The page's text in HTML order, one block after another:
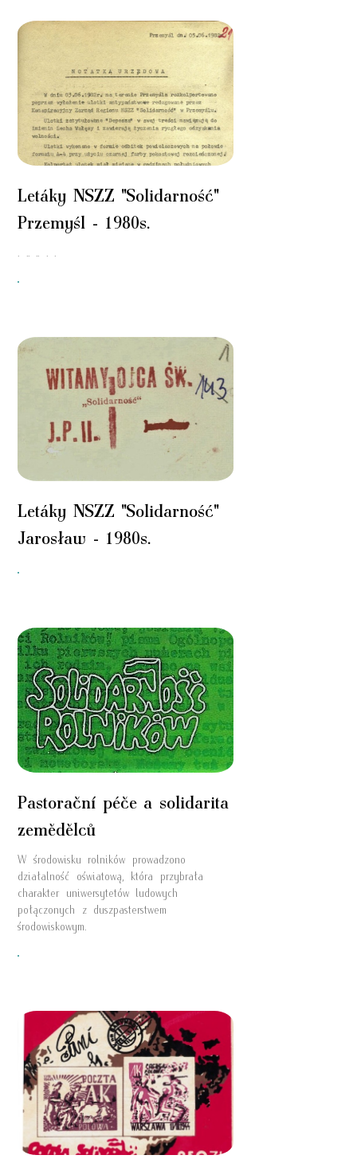
Letáky NSZZ "Solidarność"
Przemyśl - 1980s.
"
Letáky NSZZ "Solidarność"
Jarosław - 1980s.
"
Pastorační péče a solidarita
zemědělců
W środowisku rolników prowadzono
działalność oświatową, która przybrała
charakter uniwersytetów ludowych
połączonych z duszpasterstwem
środowiskowym.
"